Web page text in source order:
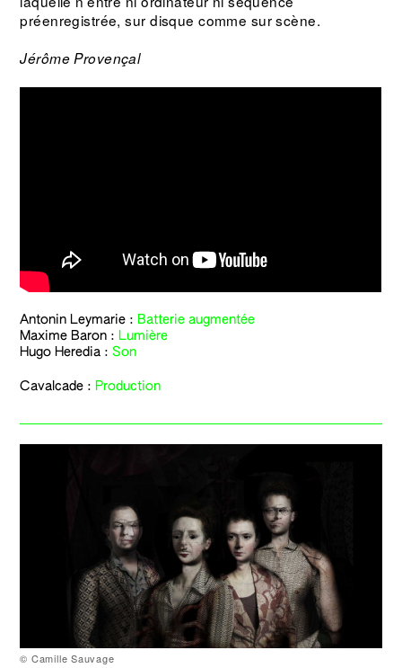
préenregistrée, sur disque comme sur scène.
Jérôme Provençal
Antonin Leymarie : Batterie augmentée
Maxime Baron : Lumière
Hugo Heredia :Son
Cavalcade : Production
© Camille Sauvage